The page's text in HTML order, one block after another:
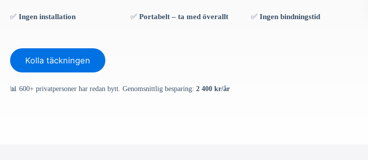
✅ Ingen installation ✅Portabelt – ta med överallt ✅Ingen bindningstid
Kolla täckningen
📊 600+ privatpersoner har redan bytt. Genomsnittlig besparing: 2 400 kr/år